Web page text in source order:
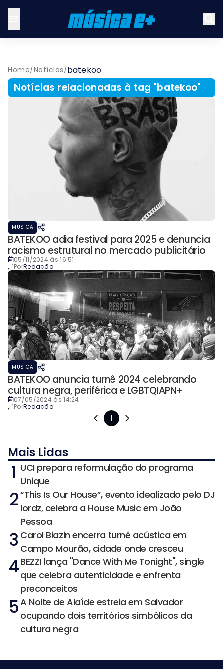
Home/Notícias/batekoo
Notícias relacionadas à tag "batekoo"
MÚSICA
BATEKOO adia festival para 2025 e denuncia
racismo estrutural no mercado publicitário
05/11/2024 às 16:51
PorRedação
MÚSICA
BATEKOO anuncia turnê 2024 celebrando
cultura negra, periférica e LGBTQIAPN+
07/05/2024 às 14:24
PorRedação
1
Mais Lidas
1 UCI prepara reformulação do programa
Unique
2“This Is Our House”, evento idealizado pelo DJ
Iordz, celebra a House Music em João
Pessoa
3 Carol Biazin encerra turnê acústica em
Campo Mourão, cidade onde cresceu
4BEZZI lança "Dance With Me Tonight", single
que celebra autenticidade e enfrenta
preconceitos
5A Noite de Alaíde estreia em Salvador
ocupando dois territórios simbólicos da
cultura negra